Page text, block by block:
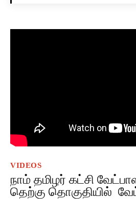
VIDEOS
நாம் தமிழர் கட்சி
தெற்கு தொகுதியில்